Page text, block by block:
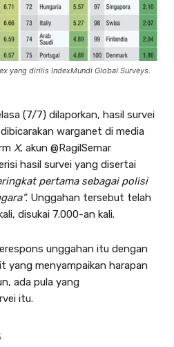
yang dirilis IndexMundi Global Surveys.
(7/7) dilaporkan, hasil survei
warganet di media
X, akun @RagilSemar
hasil survei yang disertai
pertama sebagai polisi
Unggahan tersebut telah
disukai 7.000-an kali.
unggahan itu dengan
yang menyampaikan harapan
ada pula yang
itu.